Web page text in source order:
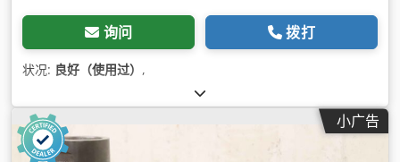
询问 拨打
状况: 良好（使用过） ,
小广告